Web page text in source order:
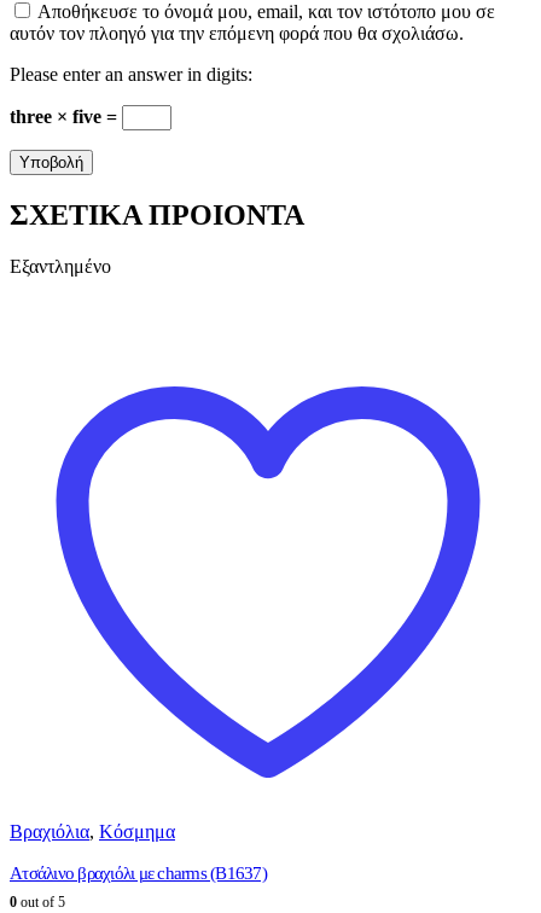
Αποθήκευσε το όνομά μου, email, και τον ιστότοπο μου σε
αυτόν τον πλοηγό για την επόμενη φορά που θα σχολιάσω.
Please enter an answer in digits:
three × five =
ΣΧΕΤΙΚΑ ΠΡΟΙΟΝΤΑ
Εξαντλημένο
Βραχιόλια, Κόσμημα
Ατσάλινο βραχιόλι με charms (B1637)
0 out of 5